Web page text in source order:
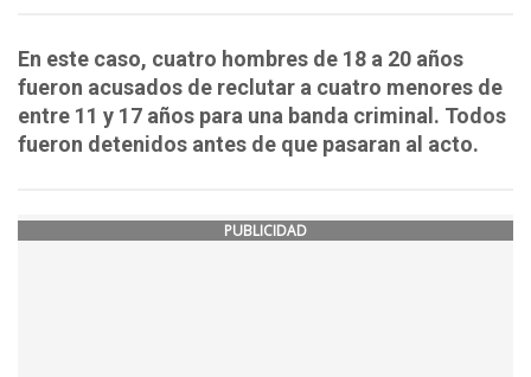
En este caso, cuatro hombres de 18 a 20 años
fueron acusados de reclutar a cuatro menores de
entre 11 y 17 años para una banda criminal. Todos
fueron detenidos antes de que pasaran al acto.
PUBLICIDAD